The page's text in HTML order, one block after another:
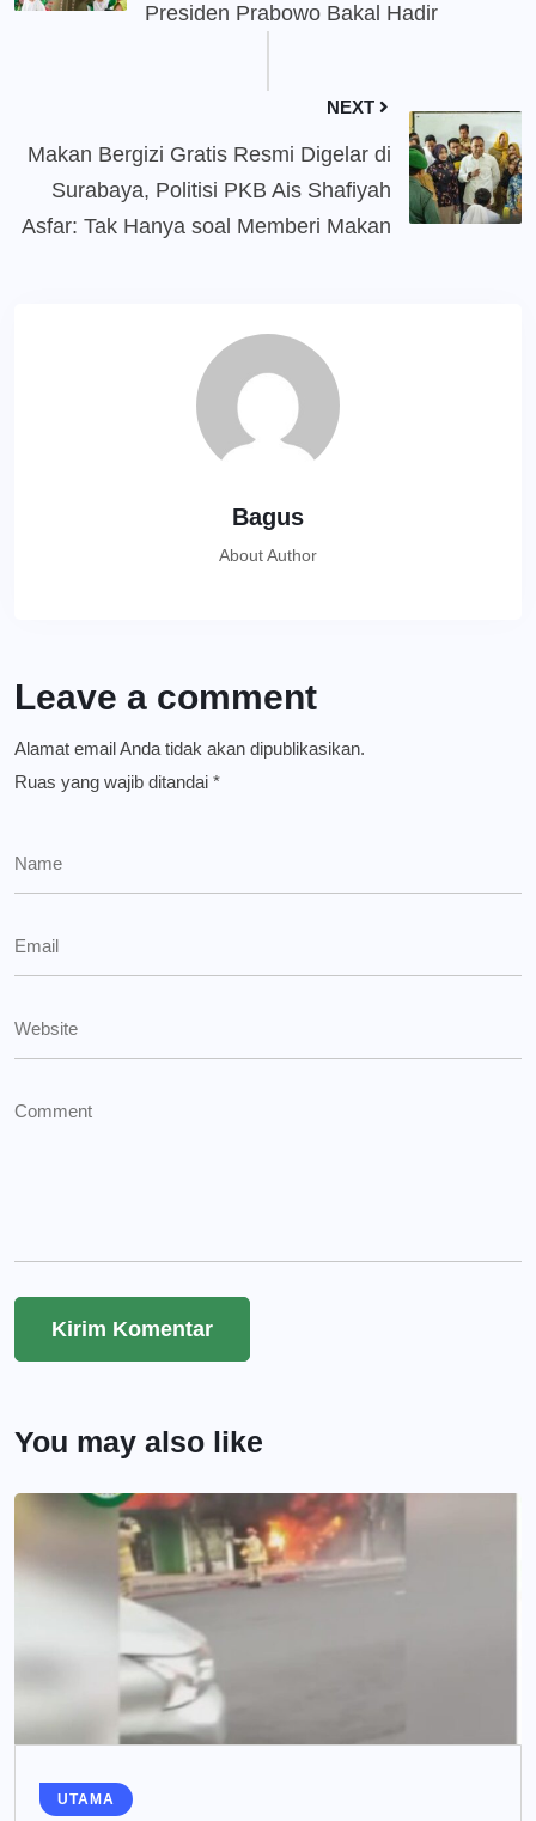
Presiden Prabowo Bakal Hadir
NEXT
Makan Bergizi Gratis Resmi Digelar di
Surabaya, Politisi PKB Ais Shafiyah
Asfar: Tak Hanya soal Memberi Makan
Bagus
About Author
Leave a comment
Alamat email Anda tidak akan dipublikasikan.
Ruas yang wajib ditandai *
You may also like
UTAMA